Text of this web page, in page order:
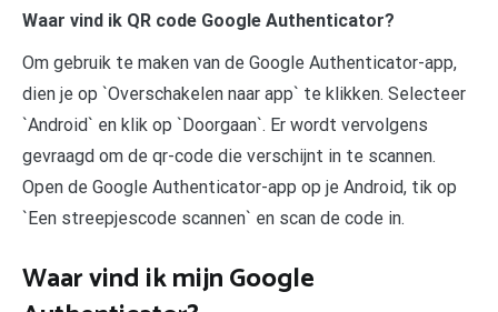
Waar vind ik QR code Google Authenticator?
Om gebruik te maken van de Google Authenticator-app,
dien je op `Overschakelen naar app` te klikken. Selecteer
`Android` en klik op `Doorgaan`. Er wordt vervolgens
gevraagd om de qr-code die verschijnt in te scannen.
Open de Google Authenticator-app op je Android, tik op
`Een streepjescode scannen` en scan de code in.
Waar vind ik mijn Google